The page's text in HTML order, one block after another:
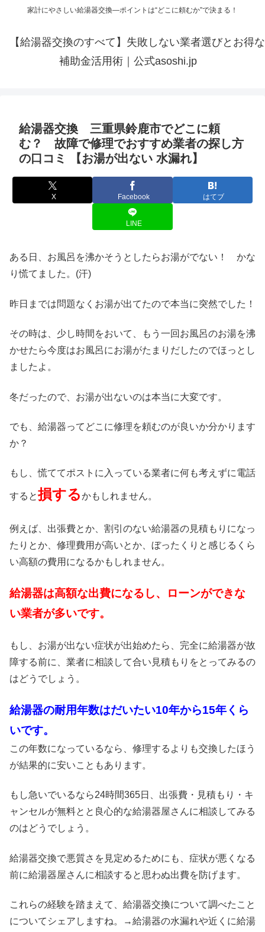
家計にやさしい給湯器交換—ポイントは“どこに頼むか”で決まる！
【給湯器交換のすべて】失敗しない業者選びとお得な
補助金活用術｜公式asoshi.jp
給湯器交換 三重県鈴鹿市でどこに頼
む？ 故障で修理でおすすめ業者の探し方
の口コミ 【お湯が出ない 水漏れ】
X Facebook はてブ
LINE
ある日、お風呂を沸かそうとしたらお湯がでない！ かな
り慌てました。(汗)
昨日までは問題なくお湯が出てたので本当に突然でした！
その時は、少し時間をおいて、もう一回お風呂のお湯を沸
かせたら今度はお風呂にお湯がたまりだしたのでほっとし
ましたよ。
冬だったので、お湯が出ないのは本当に大変です。
でも、給湯器ってどこに修理を頼むのが良いか分かります
か？
もし、慌ててポストに入っている業者に何も考えずに電話
すると損するかもしれません。
例えば、出張費とか、割引のない給湯器の見積もりになっ
たりとか、修理費用が高いとか、ぼったくりと感じるくら
い高額の費用になるかもしれません。
給湯器は高額な出費になるし、ローンができな
い業者が多いです。
もし、お湯が出ない症状が出始めたら、完全に給湯器が故
障する前に、業者に相談して合い見積もりをとってみるの
はどうでしょう。
給湯器の耐用年数はだいたい10年から15年くら
いです。
この年数になっているなら、修理するよりも交換したほう
が結果的に安いこともあります。
もし急いでいるなら24時間365日、出張費・見積もり・キ
ャンセルが無料とと良心的な給湯器屋さんに相談してみる
のはどうでしょう。
給湯器交換で悪質さを見定めるためにも、症状が悪くなる
前に給湯器屋さんに相談すると思わぬ出費を防げます。
これらの経験を踏まえて、給湯器交換について調べたこと
についてシェアしますね。→給湯器の水漏れや近くに給湯